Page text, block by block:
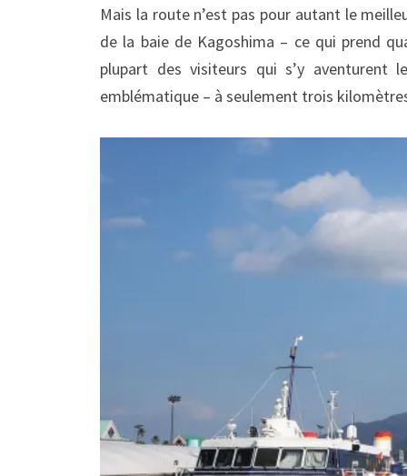
Mais la route n’est pas pour autant le
de la baie de Kagoshima – ce qui prend
plupart des visiteurs qui s’y
emblématique – à seulement trois